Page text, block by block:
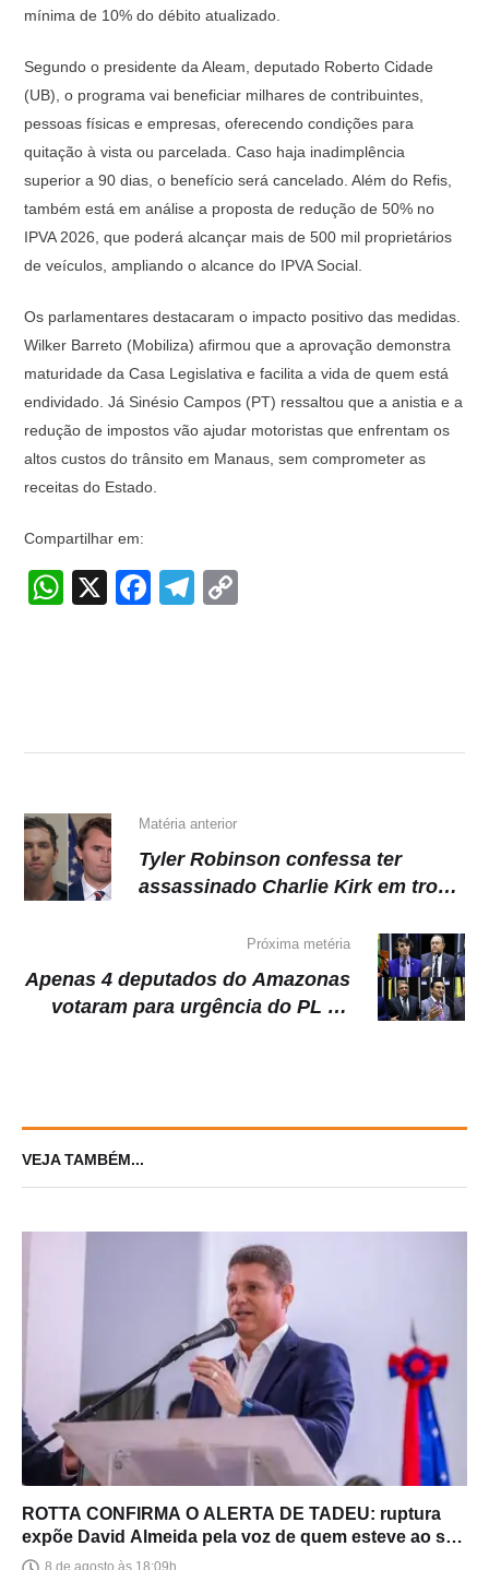
mínima de 10% do débito atualizado.
Segundo o presidente da Aleam, deputado Roberto Cidade
(UB), o programa vai beneficiar milhares de contribuintes,
pessoas físicas e empresas, oferecendo condições para
quitação à vista ou parcelada. Caso haja inadimplência
superior a 90 dias, o benefício será cancelado. Além do Refis,
também está em análise a proposta de redução de 50% no
IPVA 2026, que poderá alcançar mais de 500 mil proprietários
de veículos, ampliando o alcance do IPVA Social.
Os parlamentares destacaram o impacto positivo das medidas.
Wilker Barreto (Mobiliza) afirmou que a aprovação demonstra
maturidade da Casa Legislativa e facilita a vida de quem está
endividado. Já Sinésio Campos (PT) ressaltou que a anistia e a
redução de impostos vão ajudar motoristas que enfrentam os
altos custos do trânsito em Manaus, sem comprometer as
receitas do Estado.
Compartilhar em:
W
p
X
F
o
k
T
m n
Matéria anterior
Tyler Robinson confessa ter
assassinado Charlie Kirk em troca
Próxima metéria
Apenas 4 deputados do Amazonas
votaram para urgência do PL da
VEJA TAMBÉM...
ROTTA CONFIRMA O ALERTA DE TADEU: ruptura
expõe David Almeida pela voz de quem esteve ao seu
lado